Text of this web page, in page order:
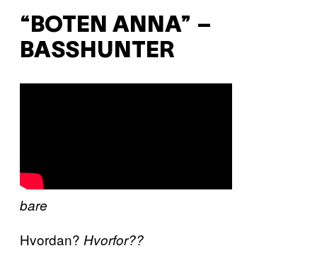
“BOTEN ANNA” –
BASSHUNTER
bare
Hvordan? Hvorfor??